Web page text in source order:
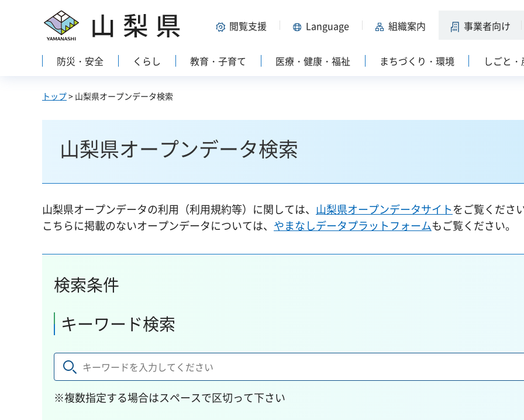
山梨県 閲覧支援 Language 組織案内 事業者向け
防災・安全 くらし 教育・子育て 医療・健康・福祉 まちづくり・環境 しごと
トップ> 山梨県オープンデータ検索
山梨県オープンデータ検索
山梨県オープンデータの利用（利用規約等）に関しては、 山梨県オープンデータサイトをご覧くださ
こちらに掲載のないオープンデータについては、 やまなしデータプラットフォームもご覧ください。
検索条件
キーワード検索
※複数指定する場合はスペースで区切って下さい